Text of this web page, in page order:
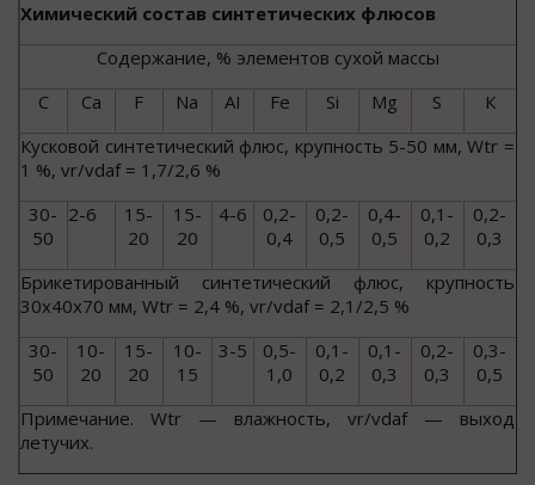
Химический состав синтетических флюсов
Содержание, % элементов сухой массы
С
Са F Na AI Fe Si Mg S
К
Кусковой синтетический флюс, крупность 5-50 мм, Wtr =
1 %, vr/vdaf = 1,7/2,6 %
30-
50
2-6
15-
20
15-
20
4-6
0,2-
0,4
0,2-
0,5
0,4-
0,5
0,1-
0,2
0,2-
0,3
Брикетированный синтетический флюс, крупность
30x40x70 мм, Wtr = 2,4 %, vr/vdaf = 2,1/2,5 %
30-
50
10-
20
15-
20
10-
15
3-5
0,5-
1,0
0,1-
0,2
0,1-
0,3
0,2-
0,3
0,3-
0,5
Примечание. Wtr — влажность, vr/vdaf
— выход
летучих.